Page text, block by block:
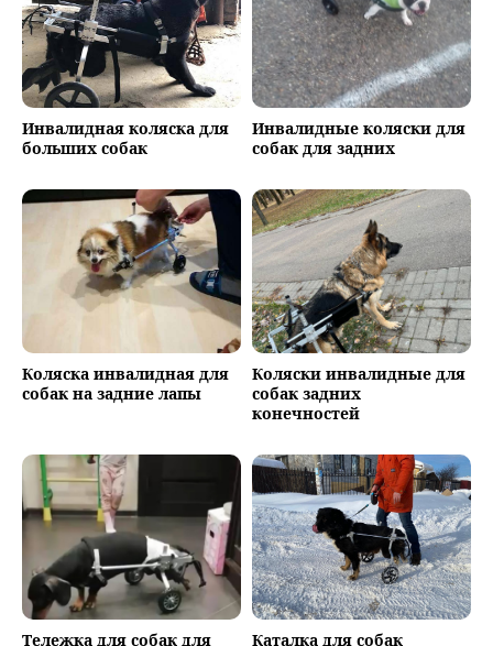
Инвалидная коляска для
больших собак
Инвалидные коляски для
собак для задних
Коляска инвалидная для
собак на задние лапы
Коляски инвалидные для
собак задних
конечностей
Тележка для собак для Каталка для собак